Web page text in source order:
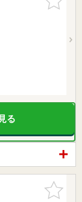
りに追加
る
お気に入
りに追加